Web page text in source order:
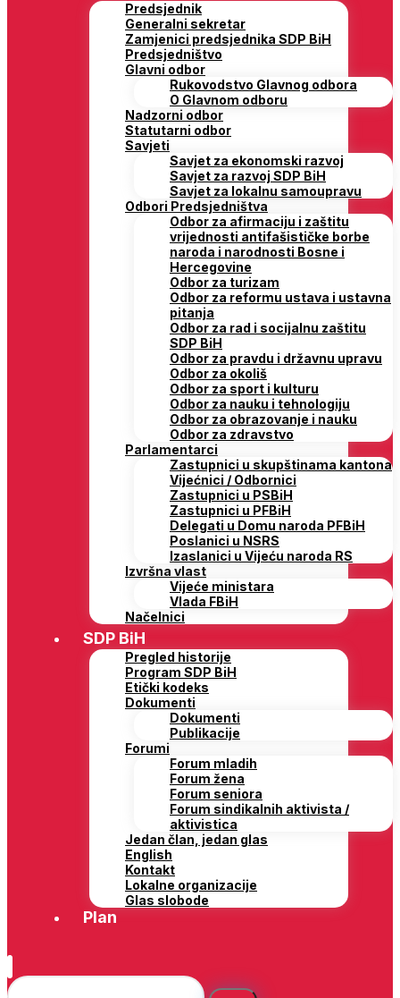
Predsjednik
Generalni sekretar
Zamjenici predsjednika SDP BiH
Predsjedništvo
Glavni odbor
Rukovodstvo Glavnog odbora
O Glavnom odboru
Nadzorni odbor
Statutarni odbor
Savjeti
Savjet za ekonomski razvoj
Savjet za razvoj SDP BiH
Savjet za lokalnu samoupravu
Odbori Predsjedništva
Odbor za afirmaciju i zaštitu
vrijednosti antifašističke borbe
naroda i narodnosti Bosne i
Hercegovine
Odbor za turizam
Odbor za reformu ustava i ustavna
pitanja
Odbor za rad i socijalnu zaštitu
SDP BiH
Odbor za pravdu i državnu upravu
Odbor za okoliš
Odbor za sport i kulturu
Odbor za nauku i tehnologiju
Odbor za obrazovanje i nauku
Odbor za zdravstvo
Parlamentarci
Zastupnici u skupštinama kantona
Vijećnici / Odbornici
Zastupnici u PSBiH
Zastupnici u PFBiH
Delegati u Domu naroda PFBiH
Poslanici u NSRS
Izaslanici u Vijeću naroda RS
Izvršna vlast
Vijeće ministara
Vlada FBiH
Načelnici
SDP BiH
Pregled historije
Program SDP BiH
Etički kodeks
Dokumenti
Dokumenti
Publikacije
Forumi
Forum mladih
Forum žena
Forum seniora
Forum sindikalnih aktivista /
aktivistica
Jedan član, jedan glas
English
Kontakt
Lokalne organizacije
Glas slobode
Plan